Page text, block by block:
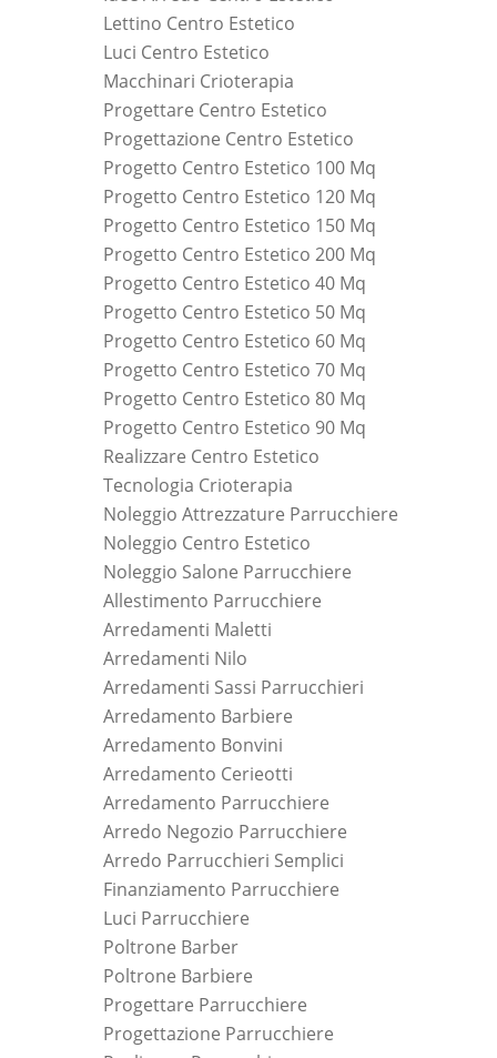
Lettino Centro Estetico
Luci Centro Estetico
Macchinari Crioterapia
Progettare Centro Estetico
Progettazione Centro Estetico
Progetto Centro Estetico 100 Mq
Progetto Centro Estetico 120 Mq
Progetto Centro Estetico 150 Mq
Progetto Centro Estetico 200 Mq
Progetto Centro Estetico 40 Mq
Progetto Centro Estetico 50 Mq
Progetto Centro Estetico 60 Mq
Progetto Centro Estetico 70 Mq
Progetto Centro Estetico 80 Mq
Progetto Centro Estetico 90 Mq
Realizzare Centro Estetico
Tecnologia Crioterapia
Noleggio Attrezzature Parrucchiere
Noleggio Centro Estetico
Noleggio Salone Parrucchiere
Allestimento Parrucchiere
Arredamenti Maletti
Arredamenti Nilo
Arredamenti Sassi Parrucchieri
Arredamento Barbiere
Arredamento Bonvini
Arredamento Cerieotti
Arredamento Parrucchiere
Arredo Negozio Parrucchiere
Arredo Parrucchieri Semplici
Finanziamento Parrucchiere
Luci Parrucchiere
Poltrone Barber
Poltrone Barbiere
Progettare Parrucchiere
Progettazione Parrucchiere